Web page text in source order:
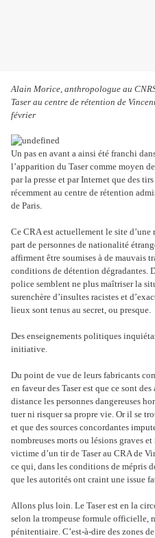
Alain Morice, anthropologue au
Taser au centre de rétention de
février
Un pas en avant a ainsi été franchi
l’apparition du Taser comme moyen
par la presse et par Internet que des
récemment au centre de rétention
de Paris.
Ce CRA est actuellement le site d’une
part de personnes de nationalité
affirment être soumises à de mauvais
conditions de détention dégradantes.
police semblent ne plus maîtriser la
surenchère d’insultes racistes et
lieux sont tenus au secret, ou presque.
Des enseignements politiques
initiative.
Du point de vue de leurs fabricants
en faveur des Taser est que ce sont
distance les personnes dangereuses
tuer ni risquer sa propre vie. Or il se
et que des sources concordantes
nombreuses morts ou lésions graves
victime d’un tir de Taser au CRA de
ce qui, dans les conditions de mépris
que les autorités ont craint une issue
Allons plus loin. Le Taser est en la
selon la trompeuse formule officielle,
pénitentiaire. C’est-à-dire des zones